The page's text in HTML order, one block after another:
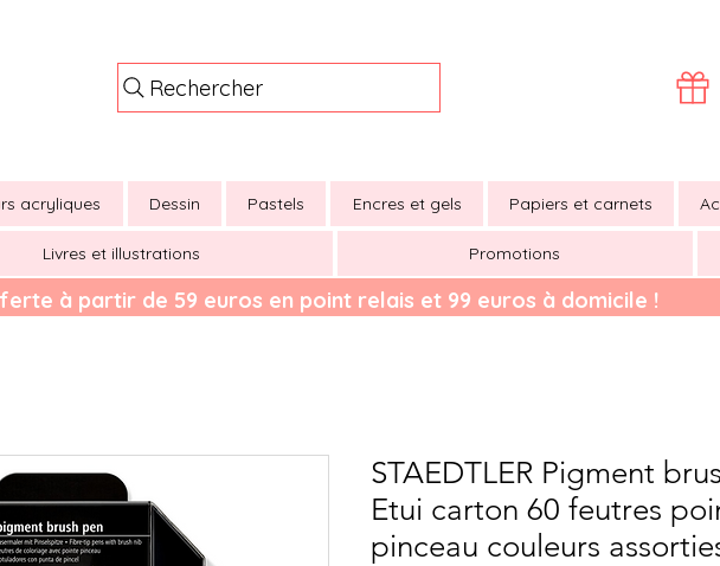
Rechercher
acryliques Dessin Pastels Encres et gels Papiers et carnets
Livres et illustrations Promotions
à partir de 59 euros en point relais et 99 euros à domicile !
STAEDTLER Pigment
Etui carton 60 feutres
pinceau couleurs